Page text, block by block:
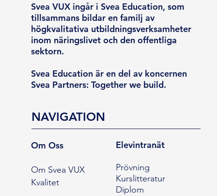
Svea VUX ingår i Svea Education, som
tillsammans bildar en familj av
högkvalitativa utbildningsverksamheter
inom näringslivet och den offentliga
sektorn.
Svea Education är en del av koncernen
Svea Partners: Together we build.
NAVIGATION
Om Oss
Om Svea VUX
Kvalitet
Elevintranät
Prövning
Kurslitteratur
Diplom